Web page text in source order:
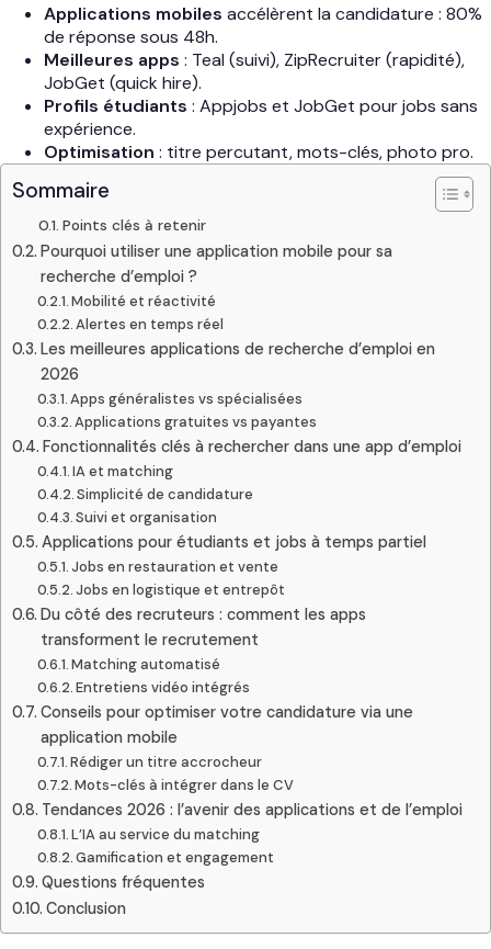
Applications mobiles accélèrent la candidature : 80%
de réponse sous 48h.
Meilleures apps : Teal (suivi), ZipRecruiter (rapidité),
JobGet (quick hire).
Profils étudiants : Appjobs et JobGet pour jobs sans
expérience.
Optimisation : titre percutant, mots-clés, photo pro.
Sommaire
Points clés à retenir
Pourquoi utiliser une application mobile pour sa
recherche d’emploi ?
Mobilité et réactivité
Alertes en temps réel
Les meilleures applications de recherche d’emploi en
2026
Apps généralistes vs spécialisées
Applications gratuites vs payantes
Fonctionnalités clés à rechercher dans une app d’emploi
IA et matching
Simplicité de candidature
Suivi et organisation
Applications pour étudiants et jobs à temps partiel
Jobs en restauration et vente
Jobs en logistique et entrepôt
Du côté des recruteurs : comment les apps
transforment le recrutement
Matching automatisé
Entretiens vidéo intégrés
Conseils pour optimiser votre candidature via une
application mobile
Rédiger un titre accrocheur
Mots-clés à intégrer dans le CV
Tendances 2026 : l’avenir des applications et de l’emploi
L’IA au service du matching
Gamification et engagement
Questions fréquentes
Conclusion